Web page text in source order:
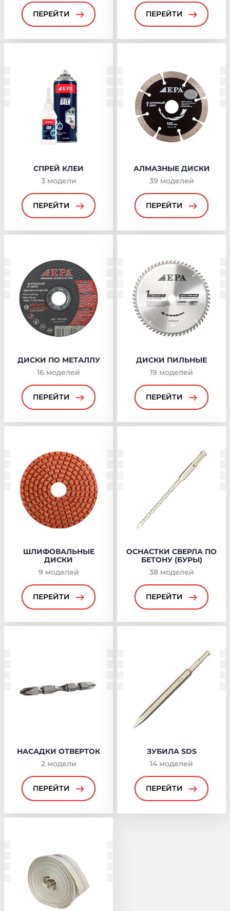
ПЕРЕЙТИ ПЕРЕЙТИ
СПРЕЙ КЛЕИ
3 модели
ПЕРЕЙТИ
АЛМАЗНЫЕ ДИСКИ
39 моделей
ПЕРЕЙТИ
ДИСКИ ПО МЕТАЛЛУ
16 моделей
ПЕРЕЙТИ
ДИСКИ ПИЛЬНЫЕ
19 моделей
ПЕРЕЙТИ
ШЛИФОВАЛЬНЫЕ
ДИСКИ
9 моделей
ПЕРЕЙТИ
ОСНАСТКИ СВЕРЛА ПО
БЕТОНУ (БУРЫ)
38 моделей
ПЕРЕЙТИ
НАСАДКИ ОТВЕРТОК
2 модели
ПЕРЕЙТИ
ЗУБИЛА SDS
14 моделей
ПЕРЕЙТИ